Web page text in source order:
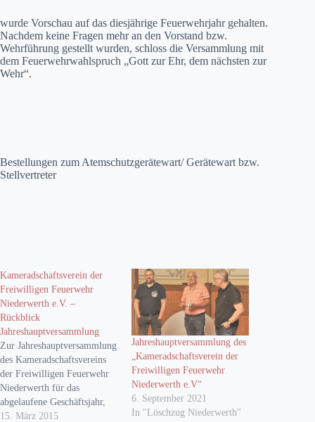
wurde Vorschau auf das diesjährige Feuerwehrjahr gehalten.
Nachdem keine Fragen mehr an den Vorstand bzw.
Wehrführung gestellt wurden, schloss die Versammlung mit
dem Feuerwehrwahlspruch „Gott zur Ehr, dem nächsten zur
Wehr“.
Bestellungen zum Atemschutzgerätewart/ Gerätewart bzw.
Stellvertreter
Kameradschaftsverein der
Freiwilligen Feuerwehr
Niederwerth e.V. –
Rückblick
Jahreshauptversammlung
Zur Jahreshauptversammlung
des Kameradschaftsvereins
der Freiwilligen Feuerwehr
Niederwerth für das
abgelaufene Geschäftsjahr,
welche am 14.03.2015 im
15. März 2015
Jahreshauptversammlung des
„Kameradschaftsverein der
Freiwilligen Feuerwehr
Niederwerth e.V“
6. September 2021
In "Löschzug Niederwerth"